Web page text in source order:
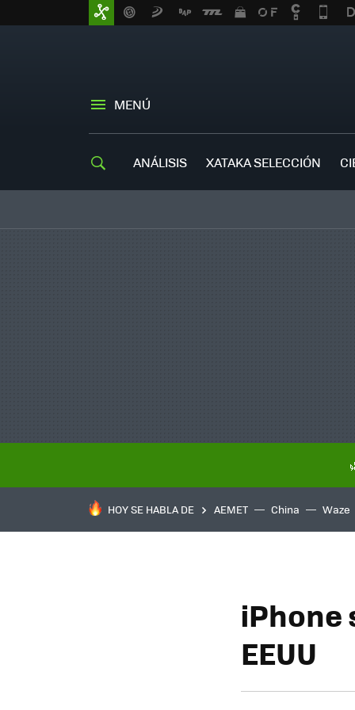
MENÚ
ANÁLISIS XATAKA SELECCIÓN
HOY SE HABLA DE AEMET China Waze
iPhone
EEUU